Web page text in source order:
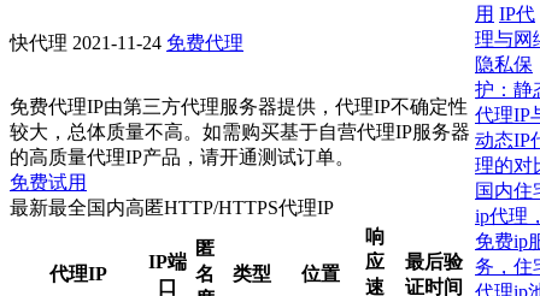
快代理 2021-11-24 免费代理
免费代理IP由第三方代理服务器提供，代理IP不确定性
较大，总体质量不高。如需购买基于自营代理IP服务器
的高质量代理IP产品，请开通测试订单。
免费试用
最新最全国内高匿HTTP/HTTPS代理IP
代理IP
IP端
口
匿
名
类型 位置
响
应
速
最后验
证时间
用 IP代
理与网
隐私保
护：静
代理IP
动态IP
理的对
国内住
ip代理
免费ip
务，住
代理ip